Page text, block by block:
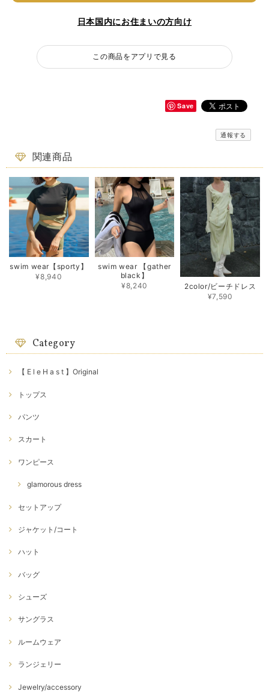
日本国内にお住まいの方向け
この商品をアプリで見る
Save
通報する
関連商品
swim wear【sporty】
¥8,940
swim wear 【gather
black】
¥8,240
2color/ビーチドレス
¥7,590
Category
【 E l e H a s t 】Original
トップス
パンツ
スカート
ワンピース
glamorous dress
セットアップ
ジャケット/コート
ハット
バッグ
シューズ
サングラス
ルームウェア
ランジェリー
Jewelry/accessory